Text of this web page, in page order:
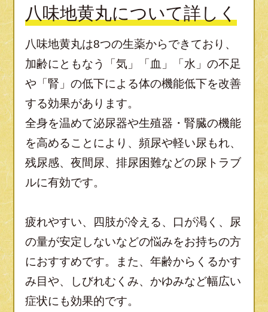
八味地黄丸について詳しく
八味地黄丸は8つの生薬からできており、
加齢にともなう「気」「血」「水」の不足
や「腎」の低下による体の機能低下を改善
する効果があります。
全身を温めて泌尿器や生殖器・腎臓の機能
を高めることにより、頻尿や軽い尿もれ、
残尿感、夜間尿、排尿困難などの尿トラブ
ルに有効です。
疲れやすい、四肢が冷える、口が渇く、尿
の量が安定しないなどの悩みをお持ちの方
におすすめです。また、年齢からくるかす
み目や、しびれむくみ、かゆみなど幅広い
症状にも効果的です。